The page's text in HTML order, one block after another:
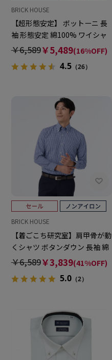
BRICK HOUSE
【超形態安定】 ボットーニ 長
袖 形態安定 綿100% ワイシャ
ツ
￥6,589￥5,489(16%OFF)
4.5（26）
BRICK HOUSE
【着ごこち研究室】肩甲骨が動
くシャツ ボタンダウン 長袖 綿
100% 形態安定 ワイシャツ
￥6,589￥3,839(41%OFF)
5.0（2）